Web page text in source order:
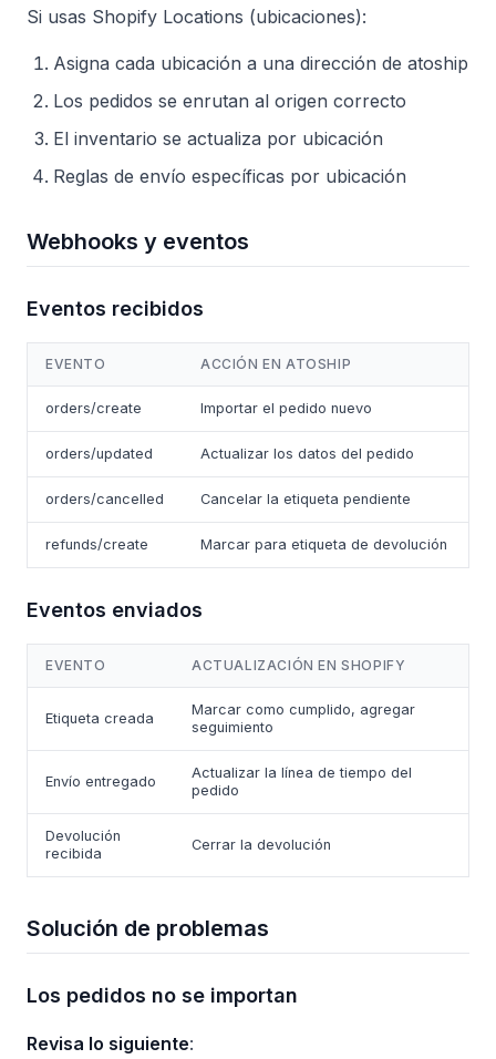
Si usas Shopify Locations (ubicaciones):
Asigna cada ubicación a una dirección de atoship
Los pedidos se enrutan al origen correcto
El inventario se actualiza por ubicación
Reglas de envío específicas por ubicación
Webhooks y eventos
Eventos recibidos
EVENTO ACCIÓN EN ATOSHIP
orders/create Importar el pedido nuevo
orders/updated Actualizar los datos del pedido
orders/cancelled Cancelar la etiqueta pendiente
refunds/create Marcar para etiqueta de devolución
Eventos enviados
EVENTO ACTUALIZACIÓN EN SHOPIFY
Etiqueta creada
Marcar como cumplido, agregar
seguimiento
Envío entregado
Actualizar la línea de tiempo del
pedido
Devolución
recibida
Cerrar la devolución
Solución de problemas
Los pedidos no se importan
Revisa lo siguiente: